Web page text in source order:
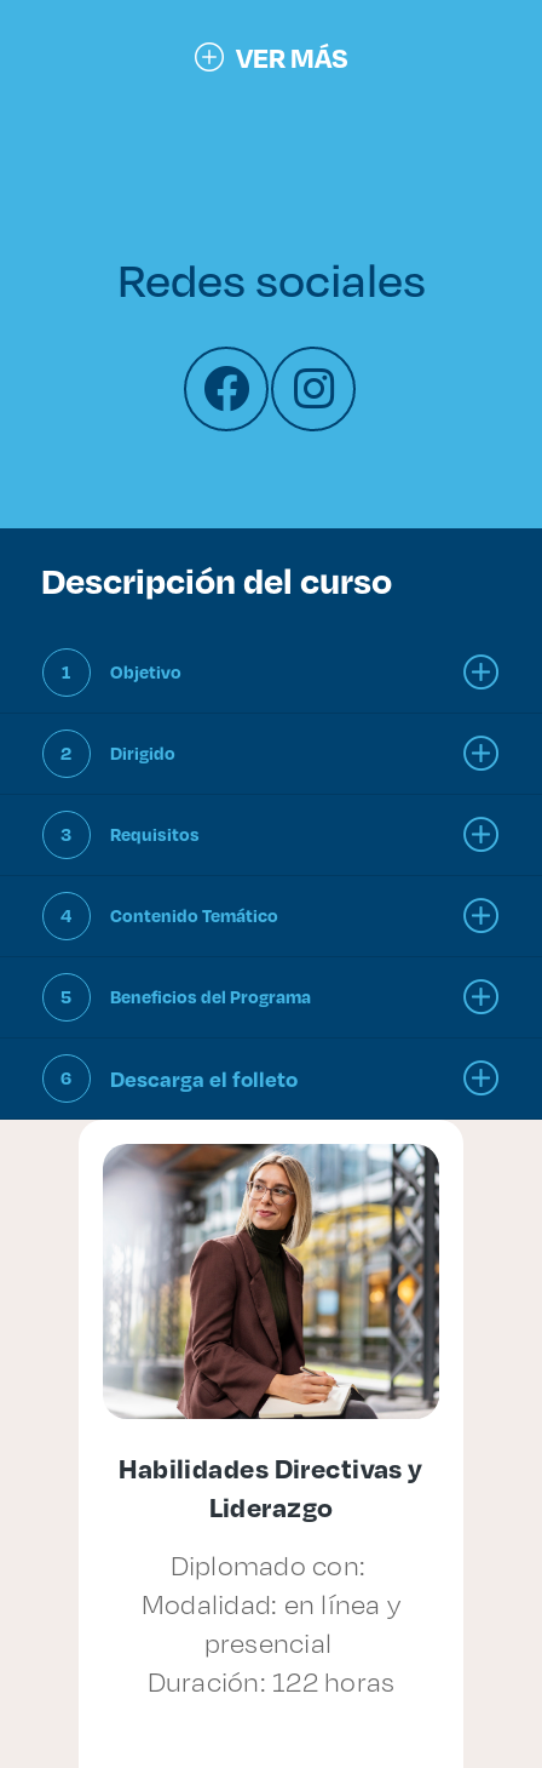
VER MÁS
Redes sociales
Descripción del curso
1 Objetivo
2 Dirigido
3 Requisitos
4 Contenido Temático
5 Beneficios del Programa
6 Descarga el folleto
Habilidades Directivas y
Liderazgo
Diplomado con:
Modalidad: en línea y
presencial
Duración: 122 horas